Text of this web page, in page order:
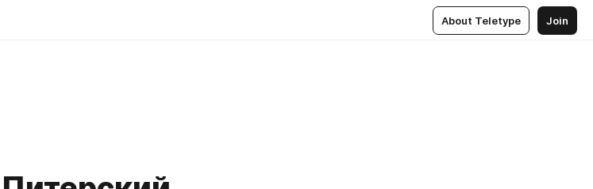
About Teletype Join